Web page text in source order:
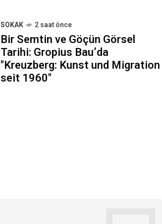
SOKAK 2 saat önce
Bir Semtin ve Göçün Görsel
Tarihi: Gropius Bau’da
"Kreuzberg: Kunst und Migration
seit 1960"